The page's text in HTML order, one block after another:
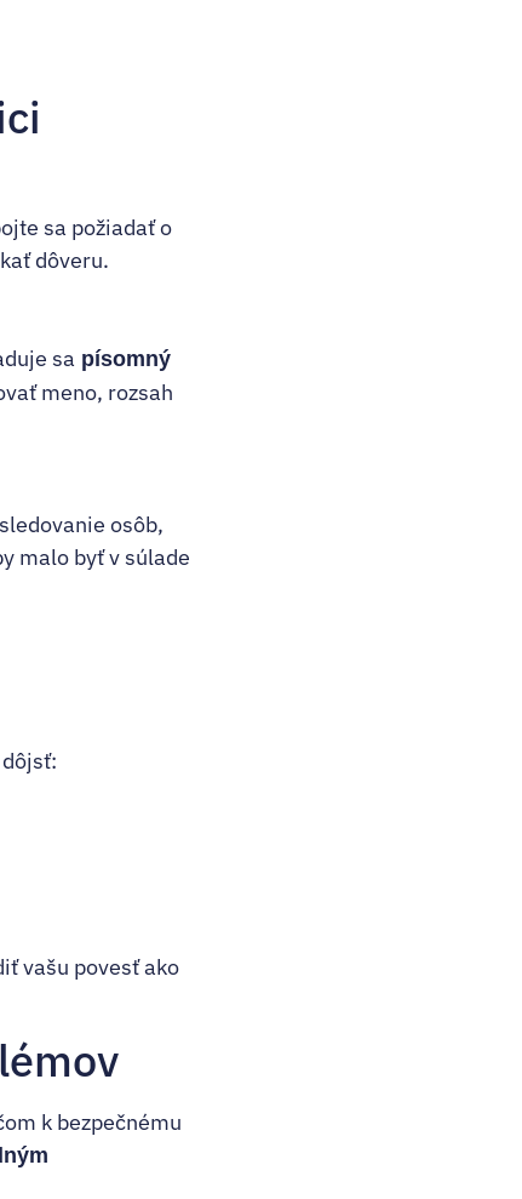
sa požiadať o
dôveru.
sa písomný
meno, rozsah
osôb,
malo byť v súlade
vašu povesť ako
k bezpečnému